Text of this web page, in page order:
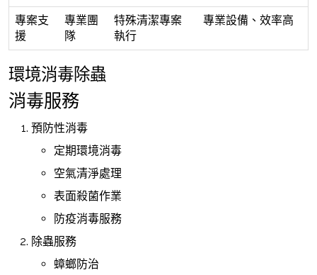
專案支
援
專業團
隊
特殊清潔專案
執行
專業設備、效率高
環境消毒除蟲
消毒服務
預防性消毒
定期環境消毒
空氣清淨處理
表面殺菌作業
防疫消毒服務
除蟲服務
蟑螂防治